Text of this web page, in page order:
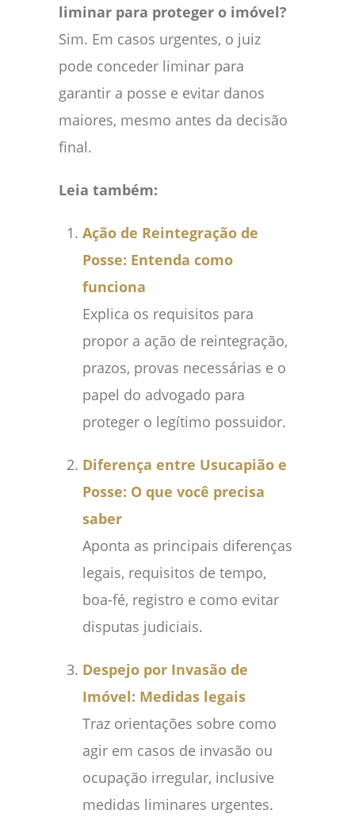
liminar para proteger o imóvel?
Sim. Em casos urgentes, o juiz
pode conceder liminar para
garantir a posse e evitar danos
maiores, mesmo antes da decisão
final.
Leia também:
Ação de Reintegração de
Posse: Entenda como
funciona
Explica os requisitos para
propor a ação de reintegração,
prazos, provas necessárias e o
papel do advogado para
proteger o legítimo possuidor.
Diferença entre Usucapião e
Posse: O que você precisa
saber
Aponta as principais diferenças
legais, requisitos de tempo,
boa-fé, registro e como evitar
disputas judiciais.
Despejo por Invasão de
Imóvel: Medidas legais
Traz orientações sobre como
agir em casos de invasão ou
ocupação irregular, inclusive
medidas liminares urgentes.